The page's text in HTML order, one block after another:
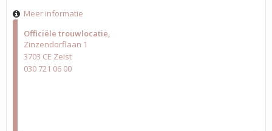
Officiële trouwlocatie
Zinzendorflaan 1
3703 CE Zeist
030 721 06 00
Meer informatie